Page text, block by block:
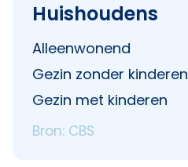
Huishoudens
Alleenwonend
Gezin zonder kinderen
Gezin met kinderen
Bron: CBS